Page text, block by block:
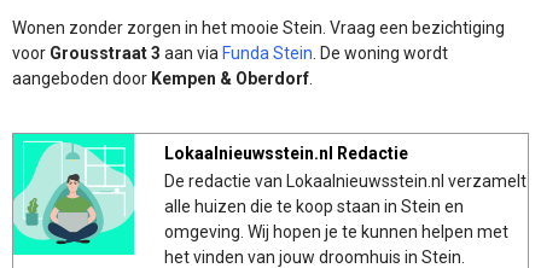
Wonen zonder zorgen in het mooie Stein. Vraag een bezichtiging
voor Grousstraat 3 aan via Funda Stein . De woning wordt
aangeboden door Kempen & Oberdorf
Lokaalnieuwsstein.nl Redactie
De redactie van Lokaalnieuwsstein.nl verzamelt
alle huizen die te koop staan in Stein en
omgeving. Wij hopen je te kunnen helpen met
het vinden van jouw droomhuis in Stein.